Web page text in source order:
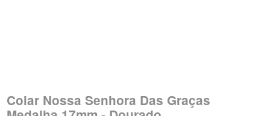
Colar Nossa Senhora Das Graças